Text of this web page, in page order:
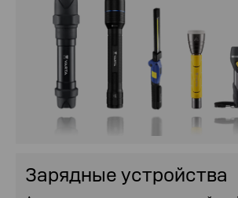
Зарядные устройства